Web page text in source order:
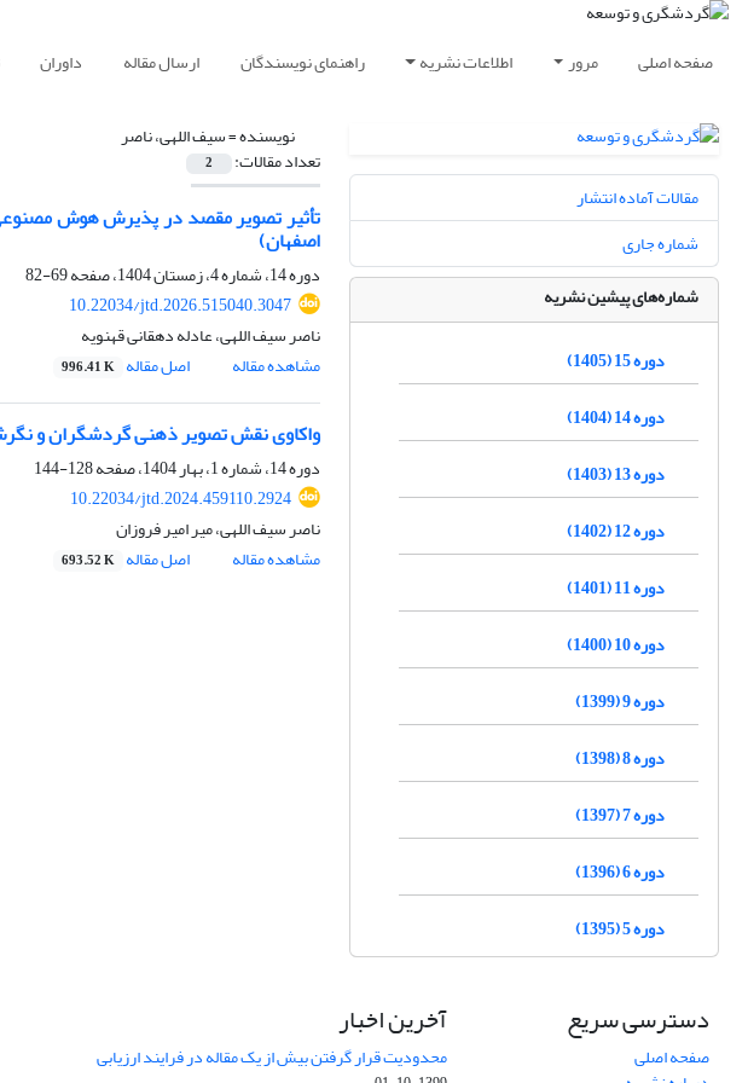
صفحه اصلی مرور اطلاعات نشریه راهنمای نویسندگان ارسال مقاله داوران
نویسنده =سیف اللهی، ناصر
تعداد مقالات: 2
تأثیر تصویر مقصد در پذیرش هوش
اصفهان)
دوره 14، شماره 4، زمستان 1404، صفحه
69-82
10.22034/jtd.2026.515040.3047
ناصر سیف اللهی، عادله دهقانی قهنویه
مشاهده مقاله
اصل مقاله 996.41 K
واکاوی نقش تصویر ذهنی گردشگران و
دوره 14، شماره 1، بهار 1404، صفحه
128-144
10.22034/jtd.2024.459110.2924
ناصر سیف اللهی، میر امیر فروزان
مشاهده مقاله
اصل مقاله 693.52 K
مقالات آماده انتشار
شماره جاری
شماره‌های پیشین نشریه
دوره 15 (1405)
دوره 14 (1404)
دوره 13 (1403)
دوره 12 (1402)
دوره 11 (1401)
دوره 10 (1400)
دوره 9 (1399)
دوره 8 (1398)
دوره 7 (1397)
دوره 6 (1396)
دوره 5 (1395)
دسترسی سریع
صفحه اصلی
آخرین اخبار
محدودیت قرار گرفتن بیش از یک مقاله در فرایند ارزیابی